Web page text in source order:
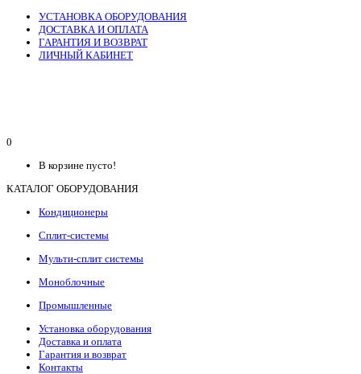
УСТАНОВКА ОБОРУДОВАНИЯ
ДОСТАВКА И ОПЛАТА
ГАРАНТИЯ И ВОЗВРАТ
ЛИЧНЫЙ КАБИНЕТ
0
В корзине пусто!
КАТАЛОГ ОБОРУДОВАНИЯ
Кондиционеры
Сплит-системы
Мульти-сплит системы
Моноблочные
Промышленные
Установка оборудования
Доставка и оплата
Гарантия и возврат
Контакты